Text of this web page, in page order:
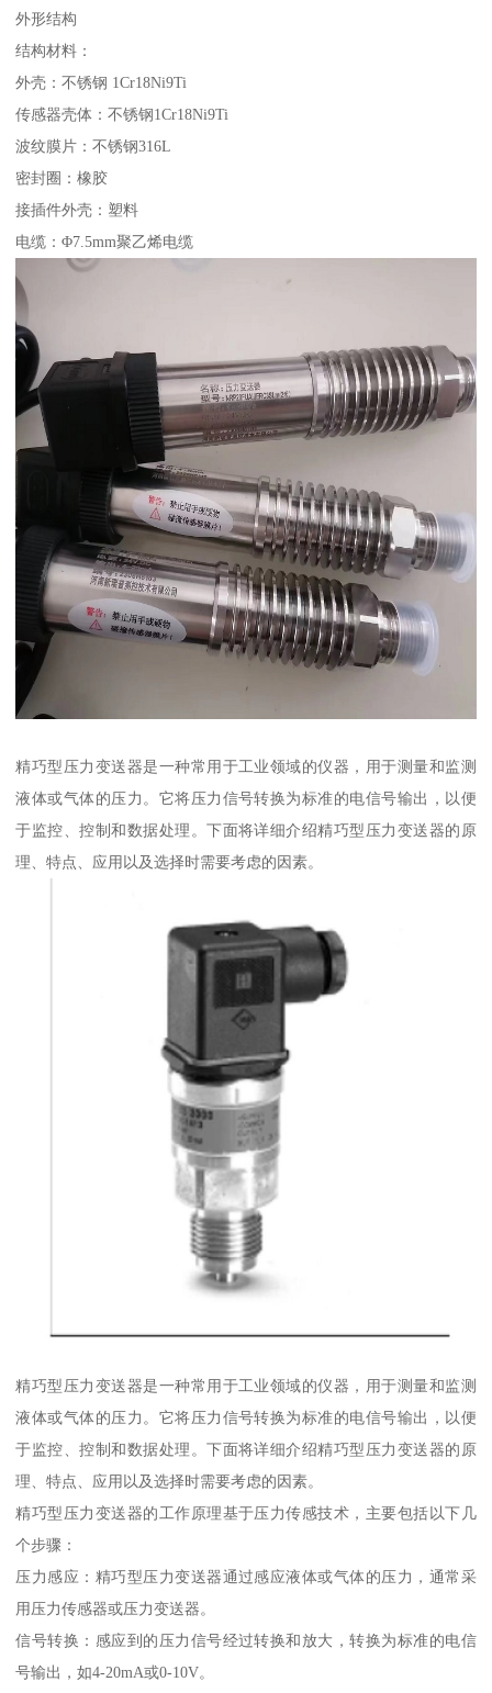
外形结构
结构材料：
外壳：不锈钢 1Cr18Ni9Ti
传感器壳体：不锈钢1Cr18Ni9Ti
波纹膜片：不锈钢316L
密封圈：橡胶
接插件外壳：塑料
电缆：Φ7.5mm聚乙烯电缆
精巧型压力变送器是一种常用于工业领域的仪器，用于测量和监测
液体或气体的压力。它将压力信号转换为标准的电信号输出，以便
于监控、控制和数据处理。下面将详细介绍精巧型压力变送器的原
理、特点、应用以及选择时需要考虑的因素。
精巧型压力变送器是一种常用于工业领域的仪器，用于测量和监测
液体或气体的压力。它将压力信号转换为标准的电信号输出，以便
于监控、控制和数据处理。下面将详细介绍精巧型压力变送器的原
理、特点、应用以及选择时需要考虑的因素。
精巧型压力变送器的工作原理基于压力传感技术，主要包括以下几
个步骤：
压力感应：精巧型压力变送器通过感应液体或气体的压力，通常采
用压力传感器或压力变送器。
信号转换：感应到的压力信号经过转换和放大，转换为标准的电信
号输出，如4-20mA或0-10V。